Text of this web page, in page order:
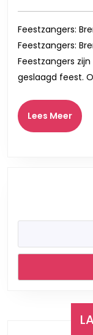
Feestzangers:
Feestzangers:
Feestzangers
geslaagd feest.
Lees MeerLees
Meer